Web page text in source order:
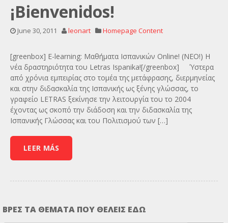
¡Bienvenidos!
June 30, 2011 leonart Homepage Content
[greenbox] E-learning: Μαθήματα Ισπανικών Online! (NEO!) H
νέα δραστηριότητα του Letras Ispanika![/greenbox] Ύστερα
από χρόνια εμπειρίας στο τομέα της μετάφρασης, διερμηνείας
και στην διδασκαλία της Ισπανικής ως ξένης γλώσσας, το
γραφείο LETRAS ξεκίνησε την λειτουργία του το 2004
έχοντας ως σκοπό την διάδοση και την διδασκαλία της
Ισπανικής Γλώσσας και του Πολιτισμού των […]
LEER MÁS
ΒΡΕΣ ΤΑ ΘΕΜΑΤΑ ΠΟΥ ΘΕΛΕΙΣ ΕΔΩ